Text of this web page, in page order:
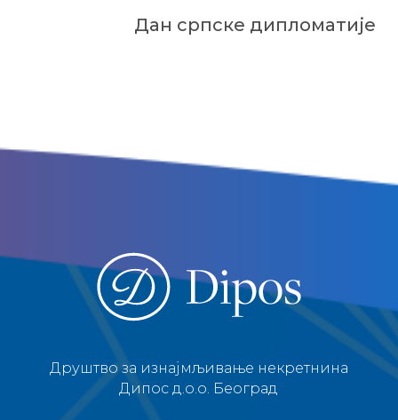
Дан српске дипломатије
Друштво за изнајмљивање некретнина
Дипос д.о.о. Београд